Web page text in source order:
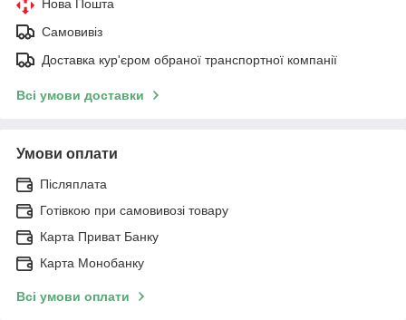
Нова Пошта
Самовивіз
Доставка кур'єром обраної транспортної компанії
Всі умови доставки
Умови оплати
Післяплата
Готівкою при самовивозі товару
Карта Приват Банку
Карта Монобанку
Всі умови оплати